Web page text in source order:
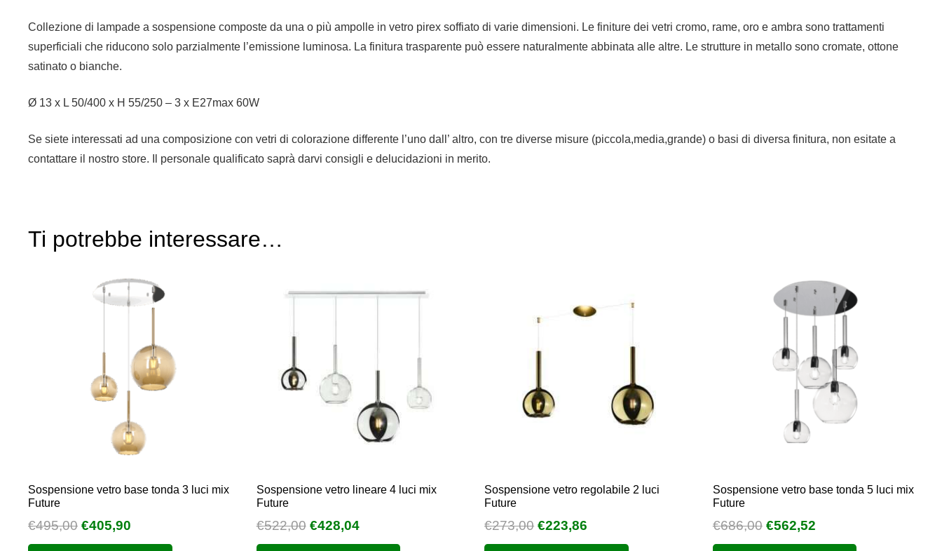
Collezione di lampade a sospensione composte da una o più ampolle in vetro pirex soffiato di varie dimensioni. Le finiture dei vetri cromo, rame, oro e ambra sono trattamenti
superficiali che riducono solo parzialmente l’emissione luminosa. La finitura trasparente può essere naturalmente abbinata alle altre. Le strutture in metallo sono cromate, ottone
satinato o bianche.
Ø 13 x L 50/400 x H 55/250 – 3 x E27max 60W
Se siete interessati ad una composizione con vetri di colorazione differente l’uno dall’ altro, con tre diverse misure (piccola,media,grande) o basi di diversa finitura, non esitate a
contattare il nostro store. Il personale qualificato saprà darvi consigli e delucidazioni in merito.
Ti potrebbe interessare…
Sospensione vetro base tonda 3 luci mix
Future
€495,00 Il
prezzo
€405,90
prezzo
Sospensione vetro lineare 4 luci mix
Future
€522,00 Il
prezzo
€428,04Il
prezzo
Sospensione vetro regolabile 2 luci
Future
€273,00 Il
prezzo
€223,86
prezzo
Sospensione vetro base tonda 5 luci mix
Future
€686,00 Il
prezzo
€562,52Il
prezzo